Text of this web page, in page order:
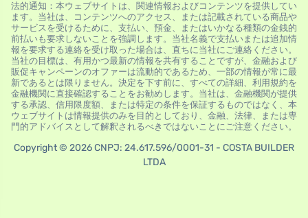
法的通知：本ウェブサイトは、関連情報およびコンテンツを提供してい
ます。当社は、コンテンツへのアクセス、または記載されている商品や
サービスを受けるために、支払い、預金、またはいかなる種類の金銭的
前払いも要求しないことを強調します。当社名義で支払いまたは追加情
報を要求する連絡を受け取った場合は、直ちに当社にご連絡ください。
当社の目標は、有用かつ最新の情報を共有することですが、金融および
販促キャンペーンのオファーは流動的であるため、一部の情報が常に最
新であるとは限りません。決定を下す前に、すべての詳細、利用規約を
金融機関に直接確認することをお勧めします。当社は、金融機関が提供
する承認、信用限度額、または特定の条件を保証するものではなく、本
ウェブサイトは情報提供のみを目的としており、金融、法律、または専
門的アドバイスとして解釈されるべきではないことにご注意ください。
Copyright © 2026 CNPJ: 24.617.596/0001-31 - COSTA BUILDER
LTDA